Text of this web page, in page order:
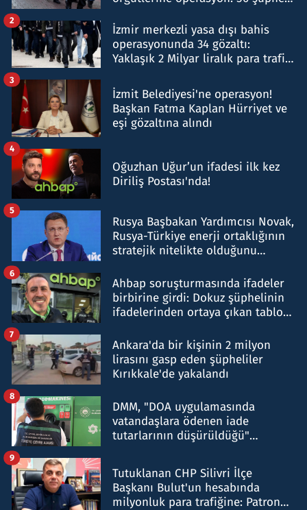
İzmir merkezli yasa dışı bahis
operasyonunda 34 gözaltı:
Yaklaşık 2 Milyar liralık para trafiği
2
İzmit Belediyesi'ne operasyon!
Başkan Fatma Kaplan Hürriyet ve
eşi gözaltına alındı
3
Oğuzhan Uğur’un ifadesi ilk kez
Diriliş Postası'nda!
4
Rusya Başbakan Yardımcısı Novak,
Rusya-Türkiye enerji ortaklığının
stratejik nitelikte olduğunu
5
Ahbap soruşturmasında ifadeler
birbirine girdi: Dokuz şüphelinin
ifadelerinden ortaya çıkan tablo
6
Ankara'da bir kişinin 2 milyon
lirasını gasp eden şüpheliler
Kırıkkale'de yakalandı
7
DMM, "DOA uygulamasında
vatandaşlara ödenen iade
tutarlarının düşürüldüğü"
8
Tutuklanan CHP Silivri İlçe
Başkanı Bulut'un hesabında
milyonluk para trafiğine: Patron
9